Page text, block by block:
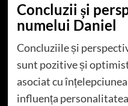
Concluzii și
numelui Daniel
Concluziile și
sunt pozitive și
asociat cu
influența